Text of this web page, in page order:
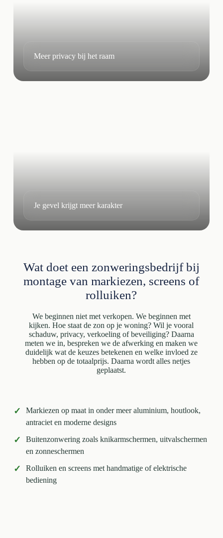
Meer privacy bij het raam
Je gevel krijgt meer karakter
Wat doet een zonweringsbedrijf bij
montage van markiezen, screens of
rolluiken?
We beginnen niet met verkopen. We beginnen met
kijken. Hoe staat de zon op je woning? Wil je vooral
schaduw, privacy, verkoeling of beveiliging? Daarna
meten we in, bespreken we de afwerking en maken we
duidelijk wat de keuzes betekenen en welke invloed ze
hebben op de totaalprijs. Daarna wordt alles netjes
geplaatst.
✓
Markiezen op maat in onder meer aluminium, houtlook,
antraciet en moderne designs
✓
Buitenzonwering zoals knikarmschermen, uitvalschermen
en zonneschermen
✓
Rolluiken en screens met handmatige of elektrische
bediening